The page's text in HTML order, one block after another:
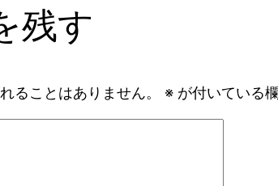
残す
ることはありません。 ※ が付いている